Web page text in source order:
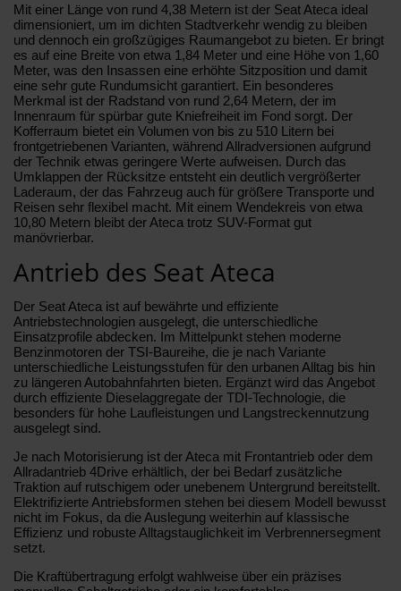
Mit einer Länge von rund 4,38 Metern ist der Seat Ateca ideal
dimensioniert, um im dichten Stadtverkehr wendig zu bleiben
und dennoch ein großzügiges Raumangebot zu bieten. Er bringt
es auf eine Breite von etwa 1,84 Meter und eine Höhe von 1,60
Meter, was den Insassen eine erhöhte Sitzposition und damit
eine sehr gute Rundumsicht garantiert. Ein besonderes
Merkmal ist der Radstand von rund 2,64 Metern, der im
Innenraum für spürbar gute Kniefreiheit im Fond sorgt. Der
Kofferraum bietet ein Volumen von bis zu 510 Litern bei
frontgetriebenen Varianten, während Allradversionen aufgrund
der Technik etwas geringere Werte aufweisen. Durch das
Umklappen der Rücksitze entsteht ein deutlich vergrößerter
Laderaum, der das Fahrzeug auch für größere Transporte und
Reisen sehr flexibel macht. Mit einem Wendekreis von etwa
10,80 Metern bleibt der Ateca trotz SUV-Format gut
manövrierbar.
Antrieb des Seat Ateca
Der Seat Ateca ist auf bewährte und effiziente
Antriebstechnologien ausgelegt, die unterschiedliche
Einsatzprofile abdecken. Im Mittelpunkt stehen moderne
Benzinmotoren der TSI-Baureihe, die je nach Variante
unterschiedliche Leistungsstufen für den urbanen Alltag bis hin
zu längeren Autobahnfahrten bieten. Ergänzt wird das Angebot
durch effiziente Dieselaggregate der TDI-Technologie, die
besonders für hohe Laufleistungen und Langstreckennutzung
ausgelegt sind.
Je nach Motorisierung ist der Ateca mit Frontantrieb oder dem
Allradantrieb 4Drive erhältlich, der bei Bedarf zusätzliche
Traktion auf rutschigem oder unebenem Untergrund bereitstellt.
Elektrifizierte Antriebsformen stehen bei diesem Modell bewusst
nicht im Fokus, da die Auslegung weiterhin auf klassische
Effizienz und robuste Alltagstauglichkeit im Verbrennersegment
setzt.
Die Kraftübertragung erfolgt wahlweise über ein präzises